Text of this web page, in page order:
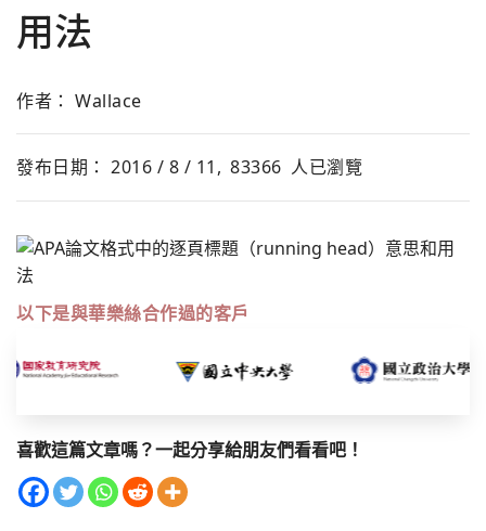
用法
作者： Wallace
發布日期： 2016 / 8 / 11, 83366 人已瀏覽
以下是與華樂絲合作過的客戶
喜歡這篇文章嗎？一起分享給朋友們看看吧！